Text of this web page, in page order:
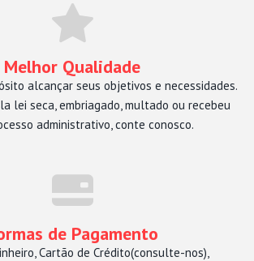
Melhor Qualidade
alcançar seus objetivos e necessidades.
lei seca, embriagado, multado ou recebeu
administrativo, conte conosco.
de Pagamento
Cartão de Crédito(consulte-nos),